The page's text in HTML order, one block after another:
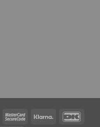
MasterCardMasterCardKlarna